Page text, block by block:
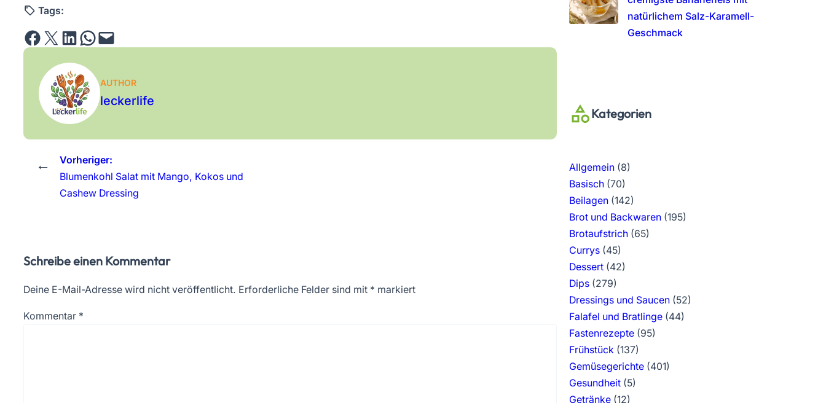
Tags:
Share on Facebook Email this Page Share on LinkedIn Share on WhatsApp Email this Page
AUTHOR
leckerlife
←
Vorheriger:
Blumenkohl Salat mit Mango, Kokos und
Cashew Dressing
Schreibe einen Kommentar
Deine E-Mail-Adresse wird nicht veröffentlicht. Erforderliche Felder sind mit * markiert
Kommentar *
natürlichem Salz-Karamell-
Geschmack
Kategorien
Allgemein(8)
Basisch(70)
Beilagen(142)
Brot und Backwaren(195)
Brotaufstrich(65)
Currys(45)
Dessert(42)
Dips(279)
Dressings und Saucen(52)
Falafel und Bratlinge(44)
Fastenrezepte(95)
Frühstück (137)
Gemüsegerichte(401)
Gesundheit(5)
Getränke(12)